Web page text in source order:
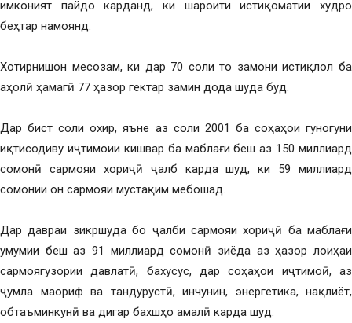
имконият пайдо карданд, ки шароити истиқоматии худро
беҳтар намоянд.
Хотирнишон месозам, ки дар 70 соли то замони истиқлол ба
аҳолӣ ҳамагӣ 77 ҳазор гектар замин дода шуда буд.
Дар бист соли охир, яъне аз соли 2001 ба соҳаҳои гуногуни
иқтисодиву иҷтимоии кишвар ба маблағи беш аз 150 миллиард
сомонӣ сармояи хориҷӣ ҷалб карда шуд, ки 59 миллиард
сомонии он сармояи мустақим мебошад.
Дар давраи зикршуда бо ҷалби сармояи хориҷӣ ба маблағи
умумии беш аз 91 миллиард сомонӣ зиёда аз ҳазор лоиҳаи
сармоягузории давлатӣ, бахусус, дар соҳаҳои иҷтимоӣ, аз
ҷумла маориф ва тандурустӣ, инчунин, энергетика, нақлиёт,
обтаъминкунӣ ва дигар бахшҳо амалӣ карда шуд.